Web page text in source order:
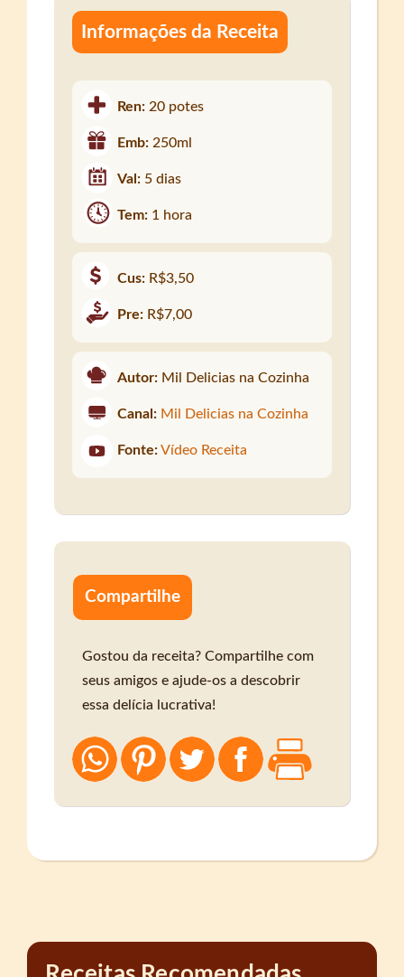
Informações da Receita
Ren:20 potes
Emb:250ml
Val: 5 dias
Tem: 1 hora
Cus: R$3,50
Pre: R$7,00
Autor: Mil Delicias na Cozinha
Canal: Mil Delicias na Cozinha
Fonte: Vídeo Receita
Compartilhe
Gostou da receita? Compartilhe com
seus amigos e ajude-os a descobrir
essa delícia lucrativa!